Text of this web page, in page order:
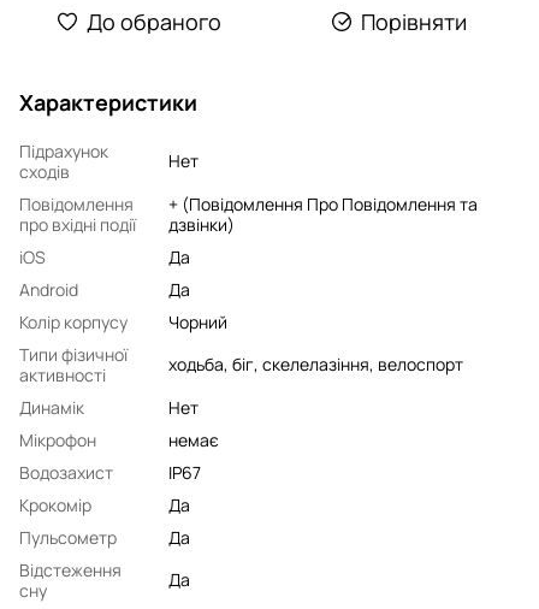
До обраного Порівняти
Характеристики
Підрахунок
сходів
Нет
Повідомлення
про вхідні події
+ (Повідомлення Про Повідомлення та
дзвінки)
iOS
Да
Android
Да
Колір корпусу
Чорний
Типи фізичної
активності
ходьба, біг, скелелазіння, велоспорт
Динамік
Нет
Мікрофон
немає
Водозахист
IP67
Крокомір
Да
Пульсометр
Да
Відстеження
сну
Да